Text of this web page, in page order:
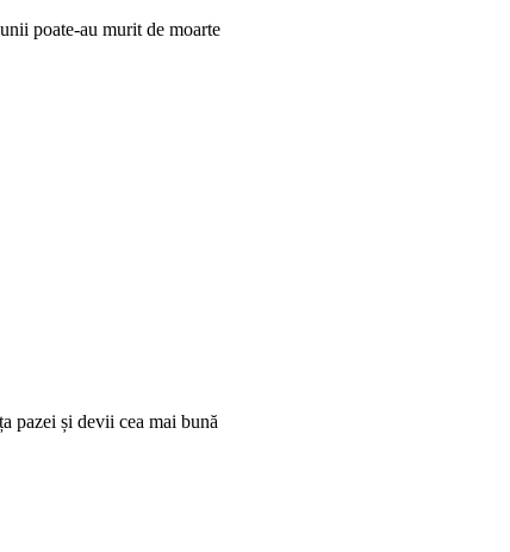
poate-au murit de moarte
pazei și devii cea mai bună